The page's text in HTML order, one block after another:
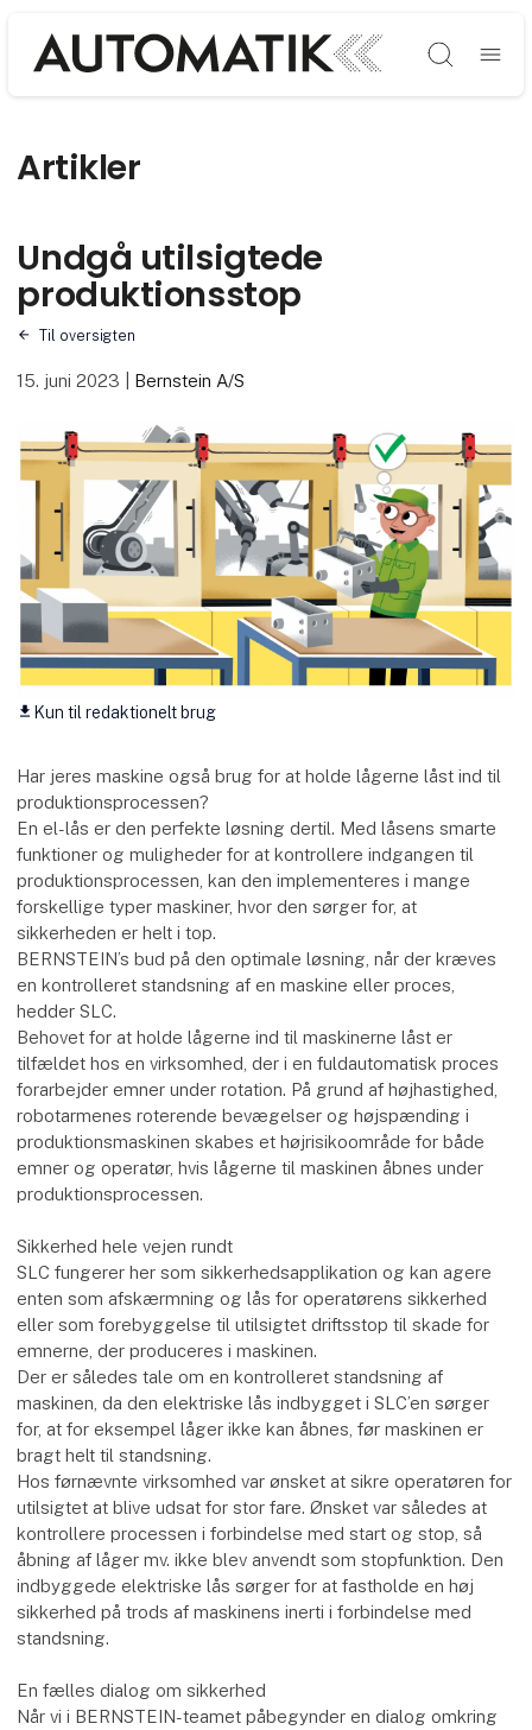
Søg
Artikler
Undgå utilsigtede
produktionsstop
Til oversigten
15. juni 2023 Bernstein A/S
download Kun til redaktionelt brug
Har jeres maskine også brug for at holde lågerne låst ind til
produktionsprocessen?
En el-lås er den perfekte løsning dertil. Med låsens smarte
funktioner og muligheder for at kontrollere indgangen til
produktionsprocessen, kan den implementeres i mange
forskellige typer maskiner, hvor den sørger for, at
sikkerheden er helt i top.
BERNSTEIN’s bud på den optimale løsning, når der kræves
en kontrolleret standsning af en maskine eller proces,
hedder SLC.
Behovet for at holde lågerne ind til maskinerne låst er
tilfældet hos en virksomhed, der i en fuldautomatisk proces
forarbejder emner under rotation. På grund af højhastighed,
robotarmenes roterende bevægelser og højspænding i
produktionsmaskinen skabes et højrisikoområde for både
emner og operatør, hvis lågerne til maskinen åbnes under
produktionsprocessen.
Sikkerhed hele vejen rundt
SLC fungerer her som sikkerhedsapplikation og kan agere
enten som afskærmning og lås for operatørens sikkerhed
eller som forebyggelse til utilsigtet driftsstop til skade for
emnerne, der produceres i maskinen.
Der er således tale om en kontrolleret standsning af
maskinen, da den elektriske lås indbygget i SLC’en sørger
for, at for eksempel låger ikke kan åbnes, før maskinen er
bragt helt til standsning.
Hos førnævnte virksomhed var ønsket at sikre operatøren for
utilsigtet at blive udsat for stor fare. Ønsket var således at
kontrollere processen i forbindelse med start og stop, så
åbning af låger mv. ikke blev anvendt som stopfunktion. Den
indbyggede elektriske lås sørger for at fastholde en høj
sikkerhed på trods af maskinens inerti i forbindelse med
standsning.
En fælles dialog om sikkerhed
Når vi i BERNSTEIN-teamet påbegynder en dialog omkring